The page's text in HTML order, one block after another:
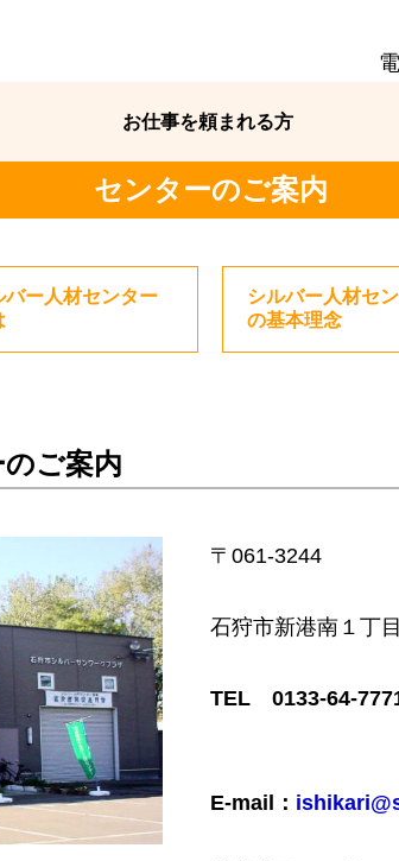
お仕事を頼まれる方
センターのご案内
バー人材センター
シルバー人材セ
の基本理念
ご案内
〒061-3244
石狩市新港南１丁
TEL 0133-64-
E-mail：